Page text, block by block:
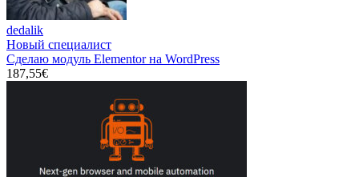
dedalik
Новый специалист
Сделаю модуль Elementor на WordPress
187,55€